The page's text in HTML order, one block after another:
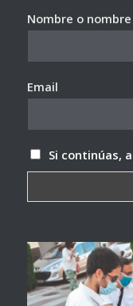
Nombre o
Email
Si continúas,